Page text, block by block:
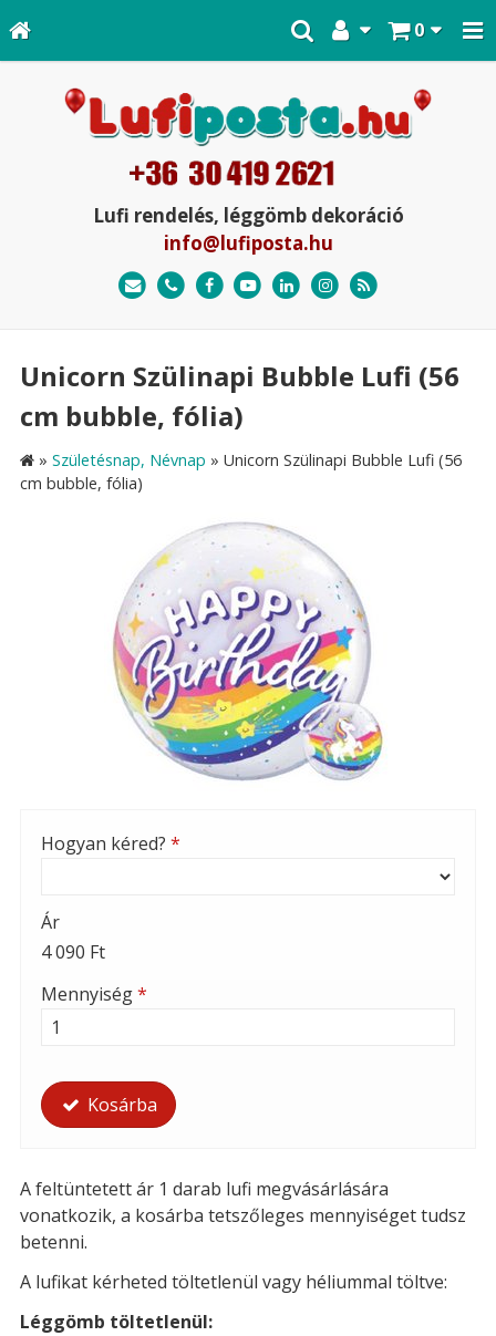
0
Lufi rendelés, léggömb dekoráció
info@lufiposta.hu
Unicorn Szülinapi Bubble Lufi (56
cm bubble, fólia)
» Születésnap, Névnap » Unicorn Szülinapi Bubble Lufi (56
cm bubble, fólia)
Hogyan kéred? *
Ár
4 090 Ft
Mennyiség*
Kosárba
A feltüntetett ár 1 darab lufi megvásárlására
vonatkozik, a kosárba tetszőleges mennyiséget tudsz
betenni.
A lufikat kérheted töltetlenül vagy héliummal töltve:
Léggömb töltetlenül: